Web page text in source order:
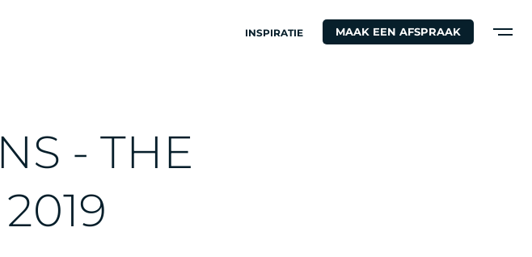
INSPIRATIE MAAK EEN AFSPRAAK
NS - THE
2019